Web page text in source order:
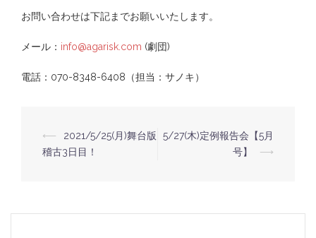
お問い合わせは下記までお願いいたします。
メール： info@agarisk.com (劇団)
電話：070-8348-6408（担当：サノキ）
投
ビ
⟵
2021/5/25(月)舞台版
稽古3日目！
5/27(木)定例報告会【5月
号】
⟶